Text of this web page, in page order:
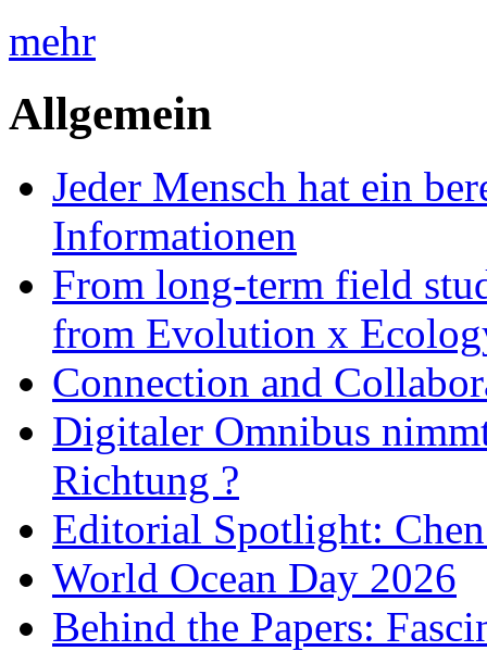
mehr
Allgemein
Jeder Mensch hat ein
Informationen
From long-term field
from Evolution x
Connection and
Digitaler Omnibus
Richtung ?
Editorial Spotlight:
World Ocean Day 2026
Behind the Papers: